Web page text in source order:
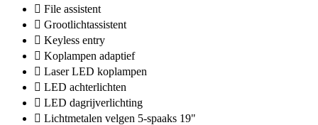
File assistent
Grootlichtassistent
Keyless entry
Koplampen adaptief
Laser LED koplampen
LED achterlichten
LED dagrijverlichting
Lichtmetalen velgen 5-spaaks 19"